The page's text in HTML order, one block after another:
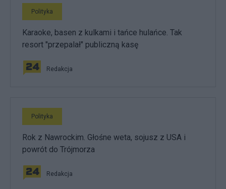
Polityka
Karaoke, basen z kulkami i tańce hulańce. Tak
resort "przepalał" publiczną kasę
Redakcja
Polityka
Rok z Nawrockim. Głośne weta, sojusz z USA i
powrót do Trójmorza
Redakcja